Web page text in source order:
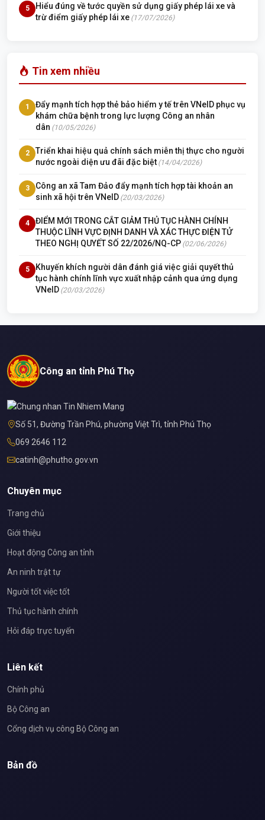
5
Hiểu đúng về tước quyền sử dụng giấy phép lái xe và
trừ điểm giấy phép lái xe (17/07/2026)
Tin xem nhiều
1
Đẩy mạnh tích hợp thẻ bảo hiểm y tế trên VNeID phục vụ
khám chữa bệnh trong lực lượng Công an nhân
dân (10/05/2026)
2
Triển khai hiệu quả chính sách miễn thị thực cho người
nước ngoài diện ưu đãi đặc biệt (14/04/2026)
3
Công an xã Tam Đảo đẩy mạnh tích hợp tài khoản an
sinh xã hội trên VNeID (20/03/2026)
4
ĐIỂM MỚI TRONG CẮT GIẢM THỦ TỤC HÀNH CHÍNH
THUỘC LĨNH VỰC ĐỊNH DANH VÀ XÁC THỰC ĐIỆN TỬ
THEO NGHỊ QUYẾT SỐ 22/2026/NQ-CP (02/06/2026)
5
Khuyến khích người dân đánh giá việc giải quyết thủ
tục hành chính lĩnh vực xuất nhập cảnh qua ứng dụng
VNeID (20/03/2026)
Công an tỉnh Phú Thọ
Số 51, Đường Trần Phú, phường Việt Trì, tỉnh Phú Thọ
069 2646 112
catinh@phutho.gov.vn
Chuyên mục
Trang chủ
Giới thiệu
Hoạt động Công an tỉnh
An ninh trật tự
Người tốt việc tốt
Thủ tục hành chính
Hỏi đáp trực tuyến
Liên kết
Chính phủ
Bộ Công an
Cổng dịch vụ công Bộ Công an
Bản đồ